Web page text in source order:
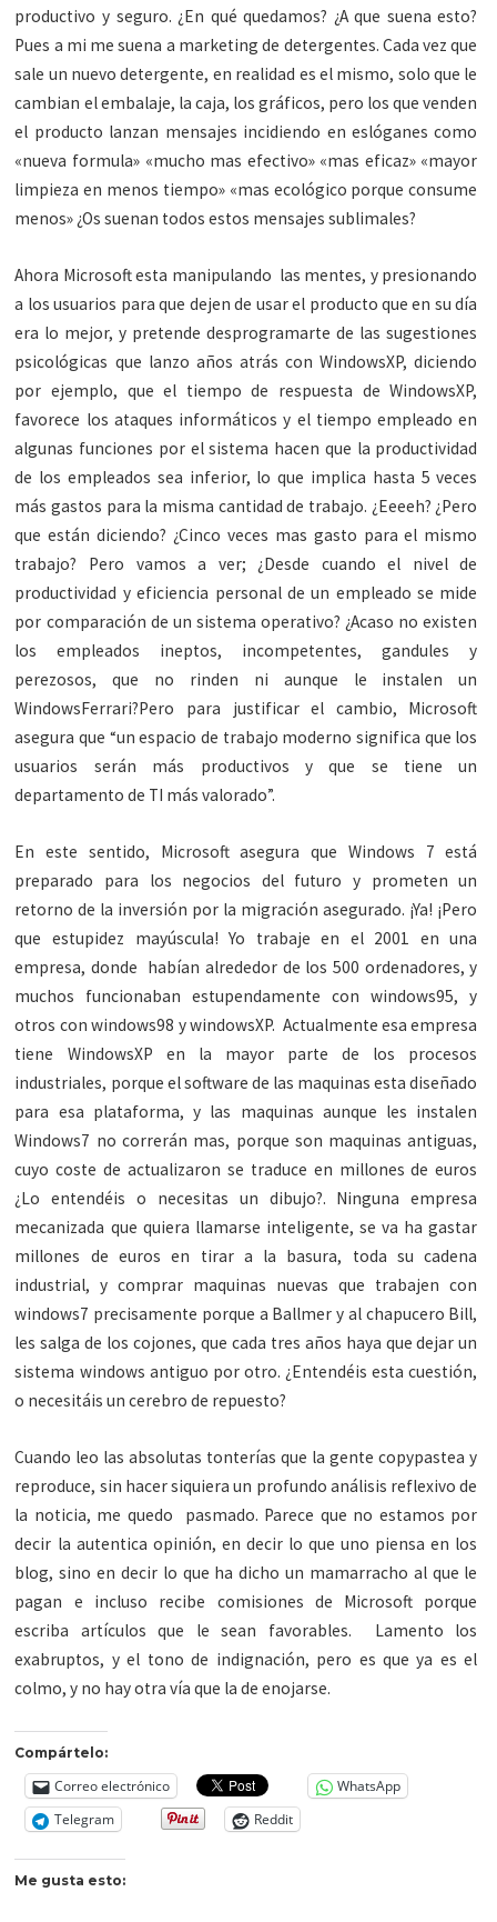
productivo y seguro. ¿En qué quedamos? ¿A que suena esto?
Pues a mi me suena a marketing de detergentes. Cada vez que
sale un nuevo detergente, en realidad es el mismo, solo que le
cambian el embalaje, la caja, los gráficos, pero los que venden
el producto lanzan mensajes incidiendo en eslóganes como
«nueva formula» «mucho mas efectivo» «mas eficaz» «mayor
limpieza en menos tiempo» «mas ecológico porque consume
menos» ¿Os suenan todos estos mensajes sublimales?
Ahora Microsoft esta manipulando las mentes, y presionando
a los usuarios para que dejen de usar el producto que en su día
era lo mejor, y pretende desprogramarte de las sugestiones
psicológicas que lanzo años atrás con WindowsXP, diciendo
por ejemplo, que el tiempo de respuesta de WindowsXP,
favorece los ataques informáticos y el tiempo empleado en
algunas funciones por el sistema hacen que la productividad
de los empleados sea inferior, lo que implica hasta 5 veces
más gastos para la misma cantidad de trabajo. ¿Eeeeh? ¿Pero
que están diciendo? ¿Cinco veces mas gasto para el mismo
trabajo? Pero vamos a ver; ¿Desde cuando el nivel de
productividad y eficiencia personal de un empleado se mide
por comparación de un sistema operativo? ¿Acaso no existen
los empleados ineptos, incompetentes, gandules y
perezosos, que no rinden ni aunque le instalen un
WindowsFerrari?Pero para justificar el cambio, Microsoft
asegura que “un espacio de trabajo moderno significa que los
usuarios serán más productivos y que se tiene un
departamento de TI más valorado”.
En este sentido, Microsoft asegura que Windows 7 está
preparado para los negocios del futuro y prometen un
retorno de la inversión por la migración asegurado. ¡Ya! ¡Pero
que estupidez mayúscula! Yo trabaje en el 2001 en una
empresa, donde habían alrededor de los 500 ordenadores, y
muchos funcionaban estupendamente con windows95, y
otros con windows98 y windowsXP. Actualmente esa empresa
tiene WindowsXP en la mayor parte de los procesos
industriales, porque el software de las maquinas esta diseñado
para esa plataforma, y las maquinas aunque les instalen
Windows7 no correrán mas, porque son maquinas antiguas,
cuyo coste de actualizaron se traduce en millones de euros
¿Lo entendéis o necesitas un dibujo?. Ninguna empresa
mecanizada que quiera llamarse inteligente, se va ha gastar
millones de euros en tirar a la basura, toda su cadena
industrial, y comprar maquinas nuevas que trabajen con
windows7 precisamente porque a Ballmer y al chapucero Bill,
les salga de los cojones, que cada tres años haya que dejar un
sistema windows antiguo por otro. ¿Entendéis esta cuestión,
o necesitáis un cerebro de repuesto?
Cuando leo las absolutas tonterías que la gente copypastea y
reproduce, sin hacer siquiera un profundo análisis reflexivo de
la noticia, me quedo pasmado. Parece que no estamos por
decir la autentica opinión, en decir lo que uno piensa en los
blog, sino en decir lo que ha dicho un mamarracho al que le
pagan e incluso recibe comisiones de Microsoft porque
escriba artículos que le sean favorables. Lamento los
exabruptos, y el tono de indignación, pero es que ya es el
colmo, y no hay otra vía que la de enojarse.
Compártelo:
Correo electrónico
WhatsApp
Telegram
Reddit
Me gusta esto: